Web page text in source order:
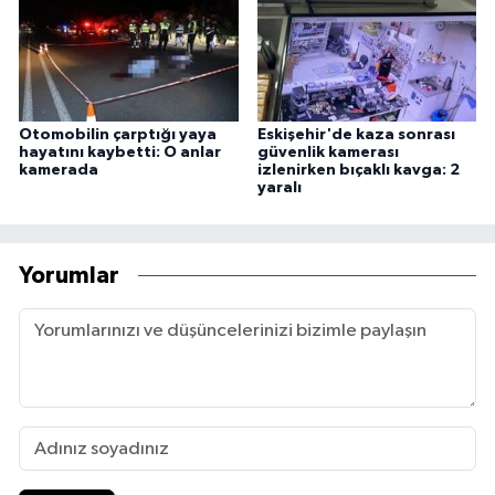
Otomobilin çarptığı yaya
hayatını kaybetti: O anlar
kamerada
Eskişehir'de kaza sonrası
güvenlik kamerası
izlenirken bıçaklı kavga: 2
yaralı
Yorumlar